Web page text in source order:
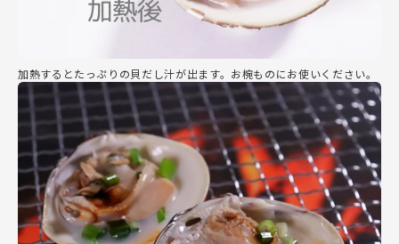
加熱するとたっぷりの貝だし汁が出ます。お椀ものにお使いください。